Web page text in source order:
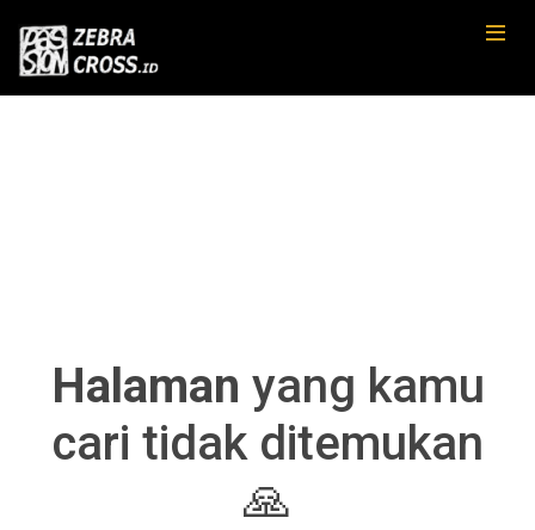
Halaman yang kamu
cari tidak ditemukan
🙏